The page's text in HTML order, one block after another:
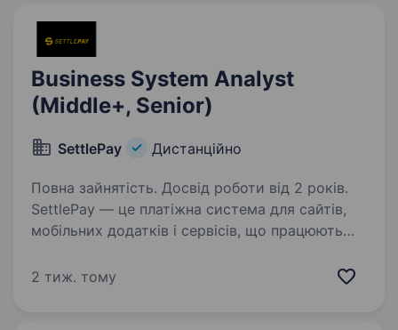
Business System Analyst
(Middle+, Senior)
SettlePay Дистанційно
Повна зайнятість. Досвід роботи від 2 років.
SettlePay — це платіжна система для сайтів,
мобільних додатків і сервісів, що працюють
інструменти для зростання вашої конверсії.
2 тиж. тому